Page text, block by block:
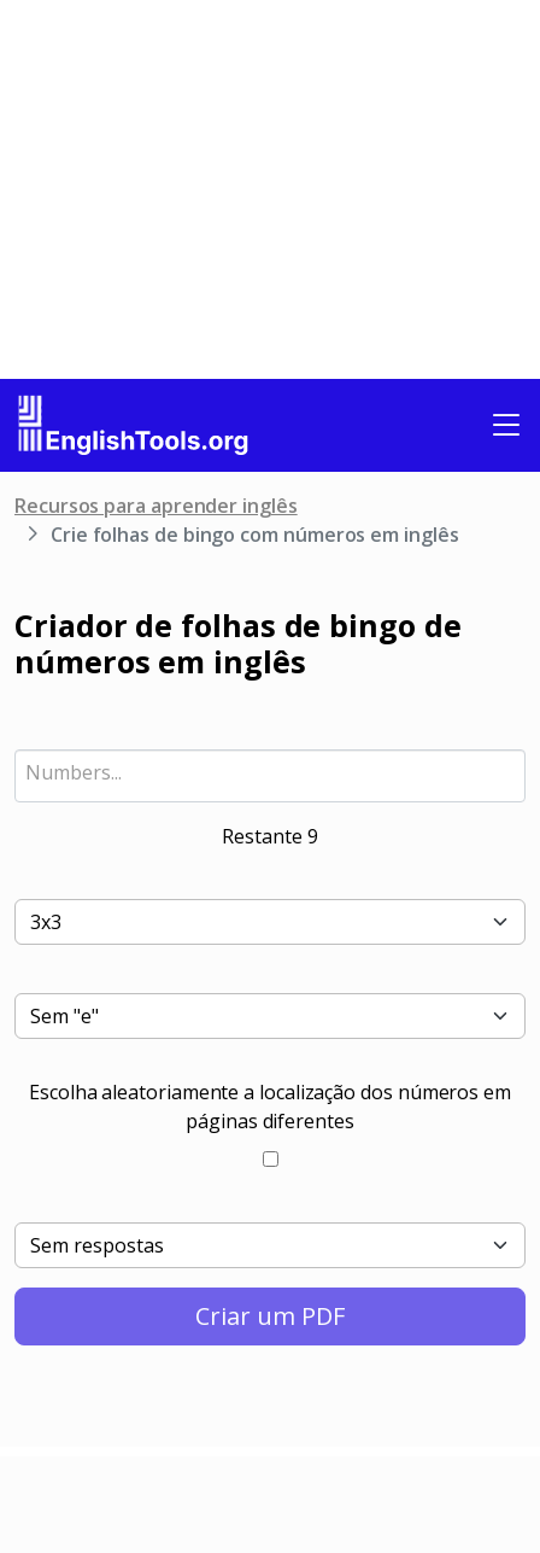
Recursos para aprender inglês
Crie folhas de bingo com números em inglês
Criador de folhas de bingo de
números em inglês
Restante 9
Escolha aleatoriamente a localização dos números em
páginas diferentes
Criar um PDF